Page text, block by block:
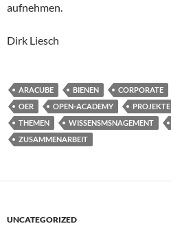
aufnehmen.
Dirk Liesch
ARACUBE BIENEN CORPORATE
OER
OPEN-ACADEMY PROJEKTE
THEMEN
WISSENSMSNAGEMENT
ZUSAMMENARBEIT
UNCATEGORIZED